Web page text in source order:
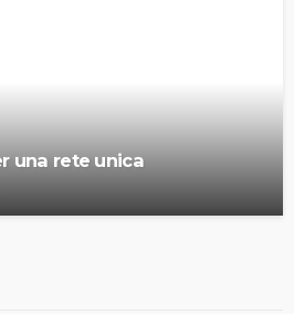
una rete unica